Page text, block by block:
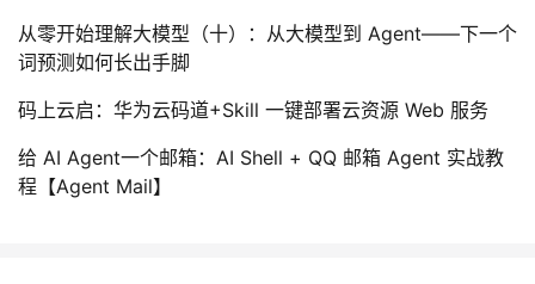
从零开始理解大模型（十）：从大模型到 Agent——下一个
词预测如何长出手脚
码上云启：华为云码道+Skill 一键部署云资源 Web 服务
给 AI Agent一个邮箱：AI Shell + QQ 邮箱 Agent 实战教
程【Agent Mail】